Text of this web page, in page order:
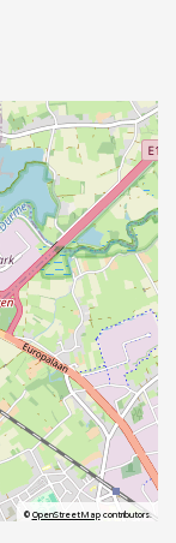
© OpenStreetMapcontributors.